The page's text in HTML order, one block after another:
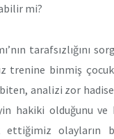
mi?
tarafsızlığını
trenine binmiş
analizi zor
hakiki olduğunu
ettiğimiz olayların